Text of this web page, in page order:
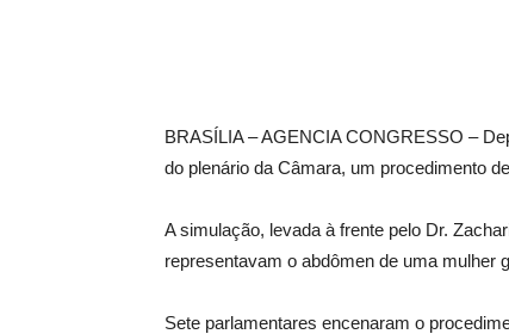
BRASÍLIA – AGENCIA CONGRESSO –
do plenário da Câmara, um procedimento
A simulação, levada à frente pelo Dr.
representavam o abdômen de uma mulher
Sete parlamentares encenaram o